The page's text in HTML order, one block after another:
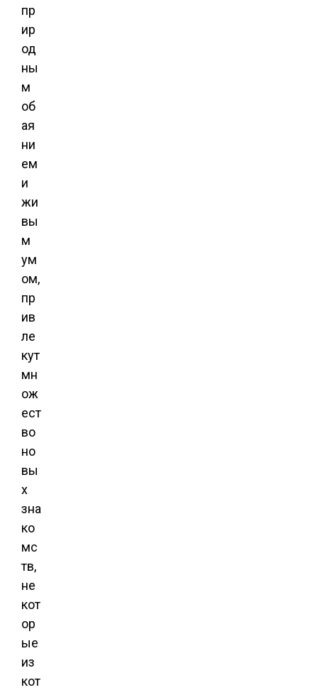
пр
ир
од
ны
м
об
ая
ни
ем
и
жи
вы
м
ум
ом,
пр
ив
ле
кут
мн
ож
ест
во
но
вы
х
зна
ко
мс
тв,
не
кот
ор
ые
из
кот